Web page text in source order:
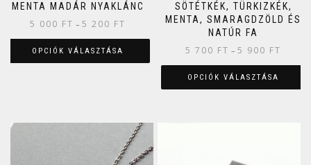
MENTA MADÁR NYAKLÁNC
5 000 FT – 5 200 FT
OPCIÓK VÁLASZTÁSA
SÖTÉTKÉK, TÜRKIZKÉK,
MENTA, SMARAGDZÖLD ÉS
NATÚR FA
5 700 FT – 5 900 FT
OPCIÓK VÁLASZTÁSA